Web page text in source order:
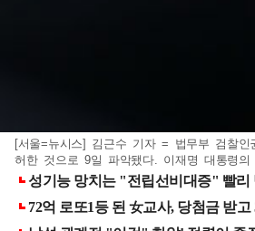
[서울=뉴시스] 김근수 기자 = 법무부 검찰
허한 것으로 9일 파악됐다. 이재명 대통령